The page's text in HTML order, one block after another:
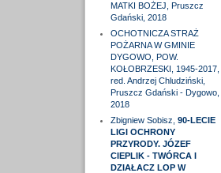
MATKI BOŻEJ, Pruszcz
Gdański, 2018
OCHOTNICZA STRAŻ
POŻARNA W GMINIE
DYGOWO, POW.
KOŁOBRZESKI, 1945-2017,
red. Andrzej Chludziński,
Pruszcz Gdański - Dygowo,
2018
Zbigniew Sobisz, 90-LECIE
LIGI OCHRONY
PRZYRODY. JÓZEF
CIEPLIK - TWÓRCA I
DZIAŁACZ LOP W